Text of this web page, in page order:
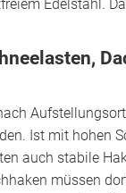
Edelstahl.
Ist mit hohen
auch stabile
müssen